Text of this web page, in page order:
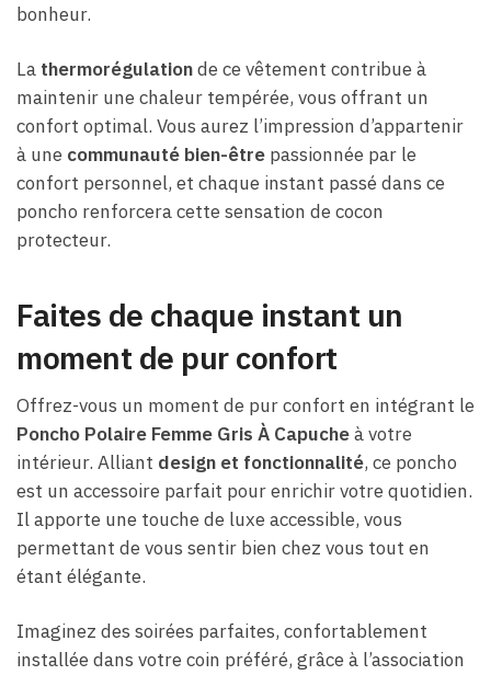
bonheur.
La thermorégulationde ce vêtement contribue à
maintenir une chaleur tempérée, vous offrant un
confort optimal. Vous aurez l’impression d’appartenir
à une communauté bien-être passionnée par le
confort personnel, et chaque instant passé dans ce
poncho renforcera cette sensation de cocon
protecteur.
Faites de chaque instant un
moment de pur confort
Offrez-vous un moment de pur confort en intégrant le
Poncho Polaire Femme Gris À Capucheà votre
intérieur. Alliant design et fonctionnalité, ce poncho
est un accessoire parfait pour enrichir votre quotidien.
Il apporte une touche de luxe accessible, vous
permettant de vous sentir bien chez vous tout en
étant élégante.
Imaginez des soirées parfaites, confortablement
installée dans votre coin préféré, grâce à l’association